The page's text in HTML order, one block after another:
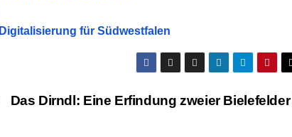
für Südwestfalen
Das Dirndl: Eine Erfindung zweier Bielefelder